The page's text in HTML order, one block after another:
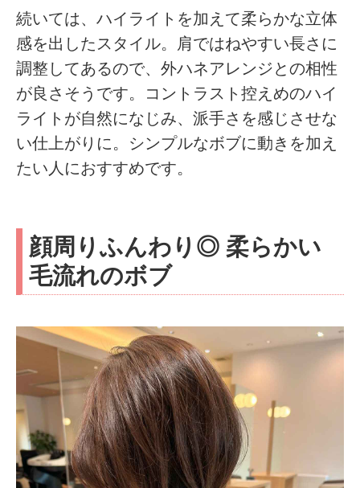
続いては、ハイライトを加えて柔らかな立体
感を出したスタイル。肩ではねやすい長さに
調整してあるので、外ハネアレンジとの相性
が良さそうです。コントラスト控えめのハイ
ライトが自然になじみ、派手さを感じさせな
い仕上がりに。シンプルなボブに動きを加え
たい人におすすめです。
顔周りふんわり◎ 柔らかい
毛流れのボブ